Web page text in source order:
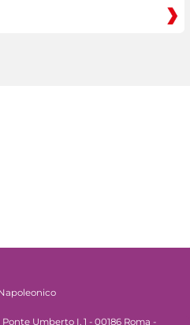
Umberto I, 1 - 00186 Roma -